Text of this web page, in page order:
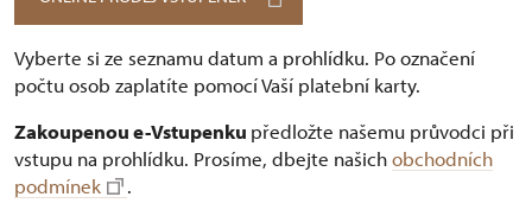
Vyberte si ze seznamu datum a prohlídku. Po označení
počtu osob zaplatíte pomocí Vaší platební karty.
Zakoupenou e-Vstupenku předložte našemu průvodci při
vstupu na prohlídku. Prosíme, dbejte našichobchodních
podmínek
.